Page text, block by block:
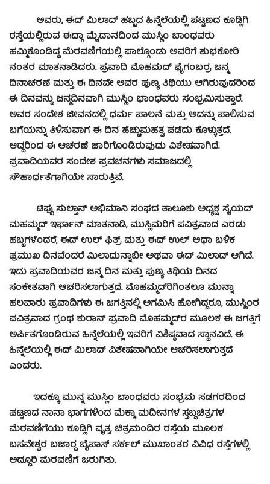
ಅವರು, ಈದ್ ಮಿಲಾದ್ ಹಬ್ಬದ ಹಿನ್ನೆಲೆಯಲ್ಲಿ ಪಟ್ಟಣದ ಕೂಡ್ಲಿಗಿ
ರಸ್ತೆಯಲ್ಲಿರುವ ಈದ್ಗಾ ಮೈದಾನದಿಂದ ಮುಸ್ಲಿಂ ಬಾಂಧವರು
ಹಮ್ಮಿಕೊಂಡಿದ್ದ ಮೆರವಣಿಗೆಯಲ್ಲಿ ಪಾಲ್ಗೊಂಡು ಅವರಿಗೆ ಶುಭಕೋರಿ
ನಂತರ ಮಾತನಾಡಿದರು. ಪ್ರವಾದಿ ಮೊಹಮದ್ ಫೈಗಂಬರ್‍ರ ಜನ್ಮ
ದಿನಾಚರಣೆ ಮತ್ತು ಈ ದಿನವೇ ಅವರ ಪುಣ್ಯ ತಿಥಿಯು ಆಗಿರುವುದರಿಂದ
ಈ ದಿನವನ್ನು ಜನ್ಮದಿನವಾಗಿ ಮುಸ್ಲಿಂ ಭಾಂಧವರು ಸಂಭ್ರಮಿಸುತ್ತಾರೆ.
ಅವರ ಸಂದೇಶ ಜೀವನದಲ್ಲಿ ಧರ್ಮ ಪಾಲನೆ ಮತ್ತು ಅದನ್ನು ಪಾಲಿಸುವ
ಬಗೆಯನ್ನು ತಿಳಿಸುವಾಗ ಈ ದಿನ ಹೆಚ್ಚುಮಹತ್ವ ಪಡೆದು ಕೊಳ್ಳುತ್ತದೆ.
ಆದ್ದರಿಂದ ಈ ಆಚರಣೆ ಜಾರಿಗೊಂಡಿರುವುದು ವಿಶೇಷವಾಗಿದೆ.
ಪ್ರವಾದಿಯವರ ಸಂದೇಶ ಪ್ರವಚನಗಳು ಸಮಾಜದಲ್ಲಿ
ಸೌಹಾರ್ಧತೆಗಾಗಿಯೇ ಸಾರುತ್ತಿವೆ.
ಟಿಪ್ಪು ಸುಲ್ತಾನ್ ಅಭಿಮಾನಿ ಸಂಘದ ತಾಲೂಕು ಅಧ್ಯಕ್ಷ ಸೈಯದ್
ಮಹಮ್ಮದ್ ಇರ್ಫಾನ್ ಮಾತನಾಡಿ, ಮುಸ್ಲಿಮರಿಗೆ ಪವಿತ್ರವಾದ ಎರಡು
ಹಬ್ಬಗಳೆಂದರೆ, ಈದ್ ಉಲ್ ಫಿತ್ರ್ ಮತ್ತು ಈದ್ ಉಲ್ ಅಧಾ ಬಳಿಕ
ಪ್ರಮುಖ ದಿನವೆಂದರೆ ಮಿಲಾದುನ್ನಾಬೀ ಅಥವಾ ಈದ್ ಮಿಲಾದ್ ಆಗಿದೆ.
ಇದು ಪ್ರವಾದಿಯವರ ಜನ್ಮ ದಿನ ಮತ್ತು ಪುಣ್ಯ ತಿಥಿಯ ದಿನದ
ಸಂಕೇತವಾಗಿ ಆಚರಿಸಲಾಗುತ್ತದೆ. ಮೊಹಮ್ಮದ್‍ರಿಗಿಂತಲೂ ಮುನ್ನಾ
ಹಲವಾರು ಪ್ರವಾದಿಗಳು ಈ ಜಗತ್ತಿನಲ್ಲಿ ಅಗಮಿಸಿ ಹೋಗಿದ್ದರೂ, ಮುಸ್ಲಿಂರ
ಪವಿತ್ರವಾದ ಗ್ರಂಥ ಕುರಾನ್ ಪ್ರವಾದಿ ಮೊಹಮ್ಮದ್‍ರ ಮೂಲಕ ಈ ಜಗತ್ತಿಗೆ
ಅರ್ಪಿತಗೊಂಡಿರುವ ಹಿನ್ನೆಲೆಯಲ್ಲಿ ಇವರಿಗೆ ವಿಶಿಷ್ಠವಾದ ಸ್ಥಾನವಿದೆ. ಈ
ಹಿನ್ನೆಲೆಯಲ್ಲಿ ಈದ್ ಮಿಲಾದ್ ವಿಶೇಷವಾಗಿಯೇ ಆಚರಿಸಲಾಗುತ್ತದೆ
ಎಂದರು.
ಇದಕ್ಕೂ ಮುನ್ನ ಮುಸ್ಲಿಂ ಬಾಂಧವರು ಸಂಭ್ರಮ ಸಡಗರದಿಂದ
ಪಟ್ಟಣದ ನಾನಾ ಭಾಗಗಳಿಂದ ಮೆಕ್ಕಾ ಮದೀನಗಳ ಸ್ತಬ್ಧಚಿತ್ರಗಳ
ಮೆರವಣಿಗೆಯು ಕೂಡ್ಲಿಗಿ ವೃತ್ತ, ಚಿತ್ರಮಂದಿರ ರಸ್ತೆಯ ಮೂಲಕ
ಬಸವೇಶ್ವರ ಬಜಾರ್‍ದ ಬೈಪಾಸ್ ಸರ್ಕಲ್ ಮುಖಾಂತರ ವಿವಿಧ ರಸ್ತೆಗಳಲ್ಲಿ
ಅದ್ಧೂರಿ ಮೆರವಣಿಗೆ ಜರುಗಿತು.